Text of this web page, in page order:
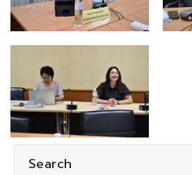
Search